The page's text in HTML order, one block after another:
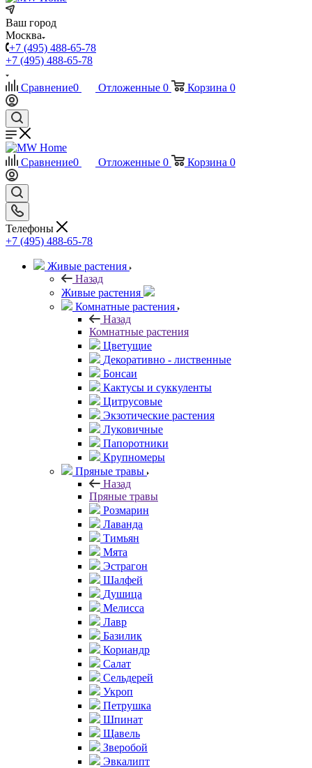
Ваш город
Москва
+7 (495) 488-65-78
+7 (495) 488-65-78
Сравнение0 Отложенные 0 Корзина 0
Сравнение0 Отложенные 0 Корзина 0
Телефоны
+7 (495) 488-65-78
Живые растения
Назад
Живые растения
Комнатные растения
Назад
Комнатные растения
Цветущие
Декоративно - лиственные
Бонсаи
Кактусы и суккуленты
Цитрусовые
Экзотические растения
Луковичные
Папоротники
Крупномеры
Пряные травы
Назад
Пряные травы
Розмарин
Лаванда
Тимьян
Мята
Эстрагон
Шалфей
Душица
Мелисса
Лавр
Базилик
Кориандр
Салат
Сельдерей
Укроп
Петрушка
Шпинат
Щавель
Зверобой
Эвкалипт